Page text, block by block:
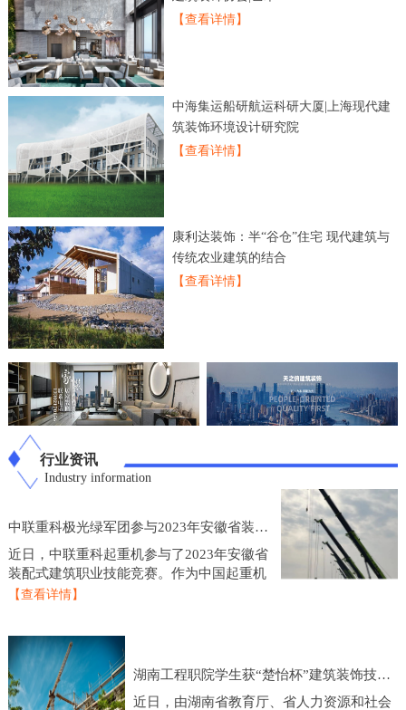
【查看详情】
中海集运船研航运科研大厦|上海现代建
筑装饰环境设计研究院
【查看详情】
康利达装饰：半“谷仓”住宅 现代建筑与
传统农业建筑的结合
【查看详情】
行业资讯
Industry information
中联重科极光绿军团参与2023年安徽省装配式建筑职业技能竞赛
近日，中联重科起重机参与了2023年安徽省
装配式建筑职业技能竞赛。作为中国起重机
制造业的龙头企业，中联重科起重机在技术
【查看详情】
湖南工程职院学生获“楚怡杯”建筑装饰技术应用比赛一等奖
近日，由湖南省教育厅、省人力资源和社会